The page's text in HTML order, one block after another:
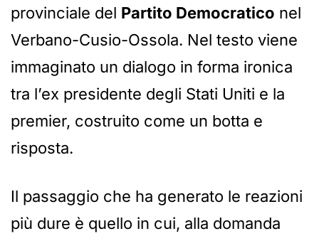
provinciale del Partito Democratico nel
Verbano-Cusio-Ossola. Nel testo viene
immaginato un dialogo in forma ironica
tra l’ex presidente degli Stati Uniti e la
premier, costruito come un botta e
risposta.
Il passaggio che ha generato le reazioni
più dure è quello in cui, alla domanda